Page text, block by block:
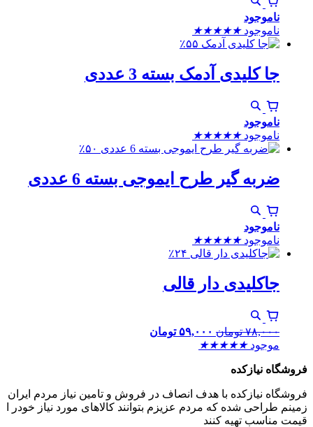
ناموجود
ناموجود ★
★
★
★
★
٪۵۵
جا کلیدی آدمک بسته 3 عددی
ناموجود
ناموجود ★
★
★
★
★
٪۵۰
ضربه گیر طرح ایموجی بسته 6 عددی
ناموجود
ناموجود ★
★
★
★
★
٪۲۴
جاکلیدی دار قالی
۷۸,۰۰۰ تومان ۵۹,۰۰۰ تومان
موجود ★
★
★
★
★
فروشگاه نیازکده
فروشگاه نیازکده با هدف انصاف در فروش و تامین نیاز مردم ایران
زمینم طراحی شده که مردم عزیزم بتوانند کالاهای مورد نیاز خودر ا
قیمت مناسب تهیه کنند